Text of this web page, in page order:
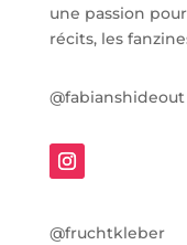
une passion
récits, les
@fabianshideout
@fruchtkleber